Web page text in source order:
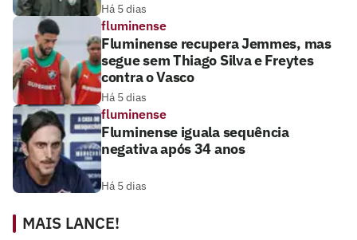
Há 5 dias
fluminense
Fluminense recupera Jemmes, mas
segue sem Thiago Silva e Freytes
contra o Vasco
Há 5 dias
fluminense
Fluminense iguala sequência
negativa após 34 anos
Há 5 dias
MAIS LANCE!